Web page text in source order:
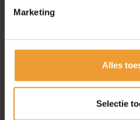
Marketing
Alles
Selectie